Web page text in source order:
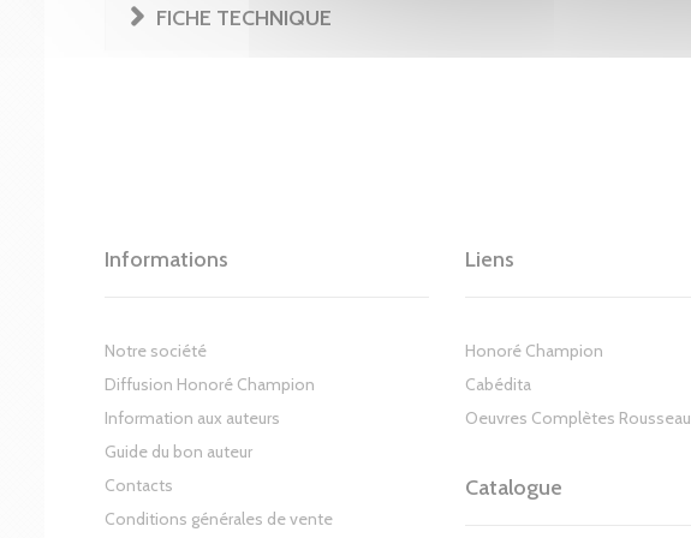
FICHE TECHNIQUE
Informations
Notre société
Diffusion Honoré Champion
Information aux auteurs
Guide du bon auteur
Contacts
Conditions générales de vente
Liens
Honoré Champion
Cabédita
Oeuvres Complètes Rousseau
Catalogue